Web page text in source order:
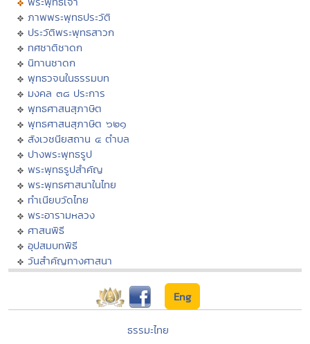
ภาพพระพุทธประวัติ
ประวัติพระพุทธสาวก
ทศชาติชาดก
นิทานชาดก
พุทธวจนในธรรมบท
มงคล ๓๘ ประการ
พุทธศาสนสุภาษิต
พุทธศาสนสุภาษิต ๖๒๑
สังเวชนียสถาน ๔ ตำบล
ปางพระพุทธรูป
พระพุทธรูปสำคัญ
พระพุทธศาสนาในไทย
ทำเนียบวัดไทย
พระอารามหลวง
ศาสนพิธี
อุปสมบทพิธี
วันสำคัญทางศาสนา
Eng
ธรรมะไทย